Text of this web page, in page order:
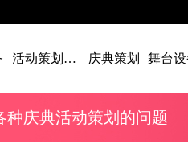
活动策划案例 庆典策划
种庆典活动策划的问题